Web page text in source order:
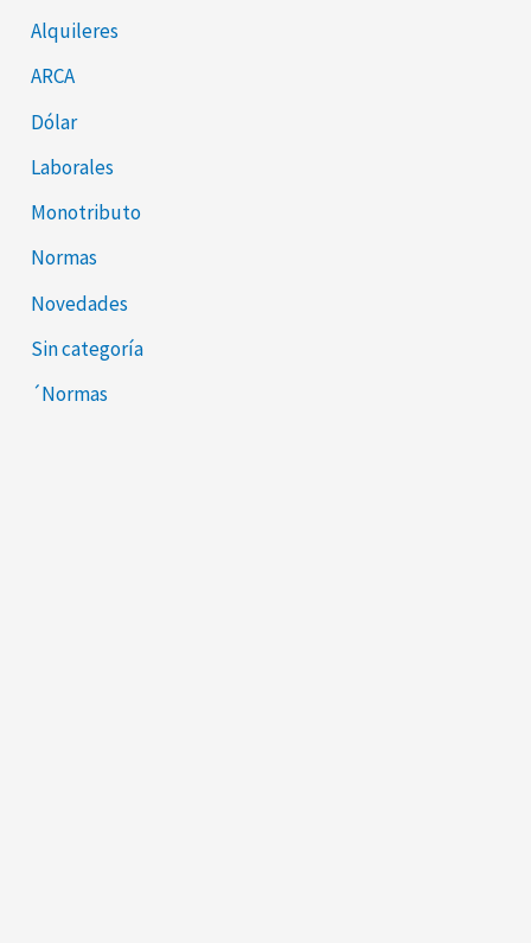
Alquileres
ARCA
Dólar
Laborales
Monotributo
Normas
Novedades
Sin categoría
´Normas